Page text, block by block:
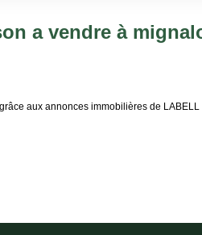
a vendre à
aux annonces immobilières de LABELL